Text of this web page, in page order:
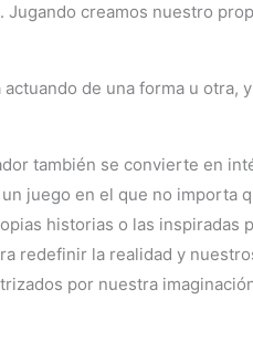
creamos nuestro
de una forma u otra,
también se convierte en
juego en el que no importa
historias o las inspiradas
redefinir la realidad y
por nuestra